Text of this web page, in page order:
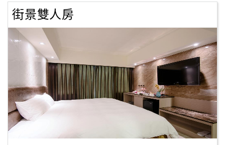
務
意
度
到日月潭旅行時「日月潭住宿．水沙連大飯店」絕對會是您
最佳的住宿選擇！
街景雙人房